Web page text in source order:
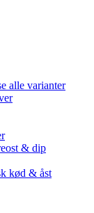
alle varianter
& dip
kød & åst